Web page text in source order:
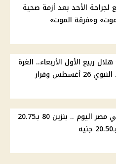
الأحد بعد أزمة صحية
و«فرقة الموت»
ربيع الأول الأربعاء.. الغرة
الجمعة والمولد النبوي 26 أغسطس وقرار
أسعار الوقود في مصر اليوم .. بنزين 80 بـ20.75